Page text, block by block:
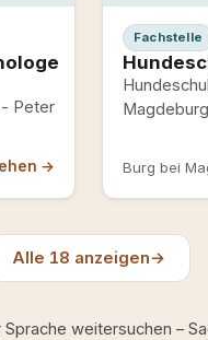
Peter
→
Fachstelle
Magdeburg
Burg bei
Alle 18 anzeigen→
weitersuchen –